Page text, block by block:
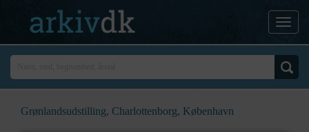
Grønlandsudstilling, Charlottenborg, København